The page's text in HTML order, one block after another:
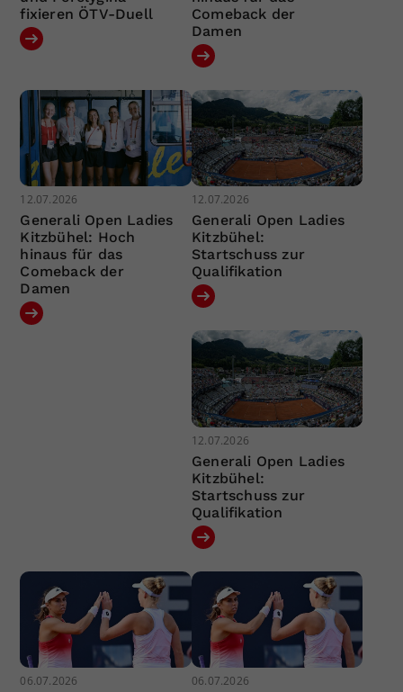
fixieren ÖTV-Duell
Comeback der
Damen
12.07.2026
Generali Open Ladies
Kitzbühel: Hoch
hinaus für das
Comeback der
Damen
12.07.2026
Generali Open Ladies
Kitzbühel:
Startschuss zur
Qualifikation
12.07.2026
Generali Open Ladies
Kitzbühel:
Startschuss zur
Qualifikation
06.07.2026 06.07.2026